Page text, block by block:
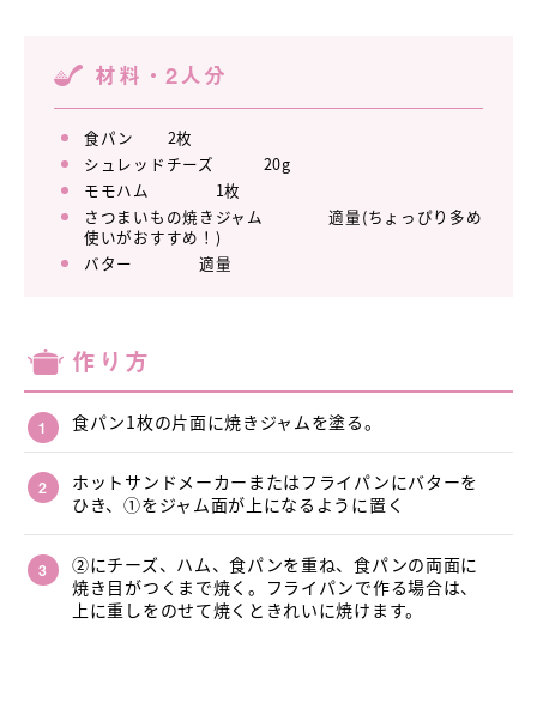
材料・2人分
食パン 2枚
シュレッドチーズ 20g
モモハム 1枚
さつまいもの焼きジャム 適量(ちょっぴり多め
使いがおすすめ！)
バター 適量
作り方
食パン1枚の片面に焼きジャムを塗る。
ホットサンドメーカーまたはフライパンにバターを
ひき、①をジャム面が上になるように置く
②にチーズ、ハム、食パンを重ね、食パンの両面に
焼き目がつくまで焼く。フライパンで作る場合は、
上に重しをのせて焼くときれいに焼けます。